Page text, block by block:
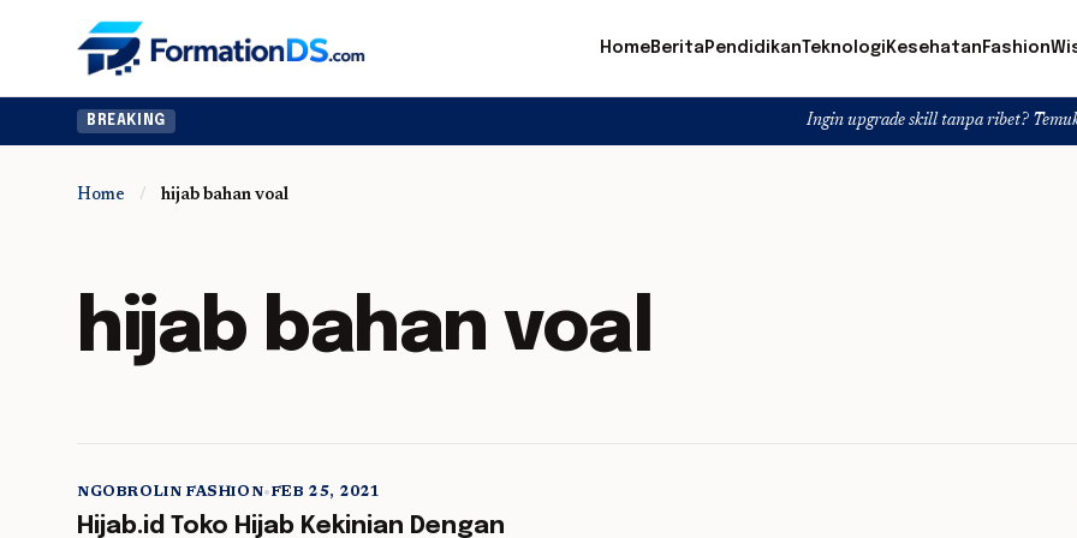
HomeBerita PendidikanTeknologi Kesehatan Fashion
BREAKING Ingin upgrade skill tanpa ribet? Temukan kelas
Home / hijab bahan voal
hijab bahan voal
5 min read
NGOBROLIN FASHION•FEB 25, 2021
Hijab.id Toko Hijab Kekinian Dengan